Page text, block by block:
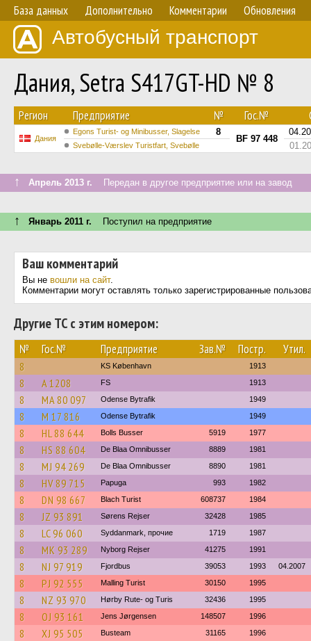
База данных Дополнительно Комментарии Обновления
Автобусный транспорт
Дания, Setra S417GT-HD № 8
Регион Предприятие № Гос.№
Дания
Egons Turist- og Minibusser, Slagelse 8
BF 97 448
Svebølle-Værslev Turistfart, Svebølle
↑ Апрель 2013 г. Передан в другое предприятие или на завод
↑ Январь 2011 г. Поступил на предприятие
Ваш комментарий
Вы не вошли на сайт.
Комментарии могут оставлять только зарегистрированные
Другие ТС с этим номером:
№ Гос.№ Предприятие Зав.№ Постр. Утил.
8 KS København 1913
8 A 1208 FS 1913
8 MA 80 097 Odense Bytrafik 1949
8 M 17 816 Odense Bytrafik 1949
8 HL 88 644 Bolls Busser 5919 1977
8 HS 88 604 De Blaa Omnibusser 8889 1981
8 MJ 94 269 De Blaa Omnibusser 8890 1981
8 HV 89 715 Papuga 993 1982
8 DN 98 667 Blach Turist 608737 1984
8 JZ 93 891 Sørens Rejser 32428 1985
8 LC 96 060 Syddanmark, прочие 1719 1987
8 MK 93 289 Nyborg Rejser 41275 1991
8 NJ 97 919 Fjordbus 39053 1993 04.2007
8 PJ 92 555 Malling Turist 30150 1995
8 NZ 93 970 Hørby Rute- og Turis 32436 1995
8 OJ 93 161 Jens Jørgensen 148507 1996
8 XJ 95 505 Busteam 31165 1996